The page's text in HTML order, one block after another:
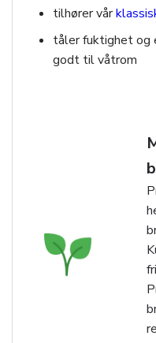
tilhører vår
tåler fuktighet og
godt til våtrom